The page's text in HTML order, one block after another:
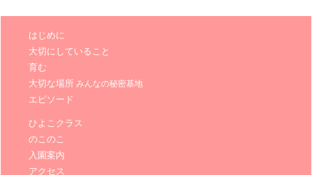
はじめに
大切にしていること
育む
大切な場所 みんなの秘密基地
エピソード
ひよこクラス
のこのこ
入園案内
アクセス